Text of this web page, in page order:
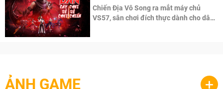
Chiến Địa Vô Song ra mắt máy chủ
VS57, sân chơi đích thực dành cho dân
ẢNH GAME +